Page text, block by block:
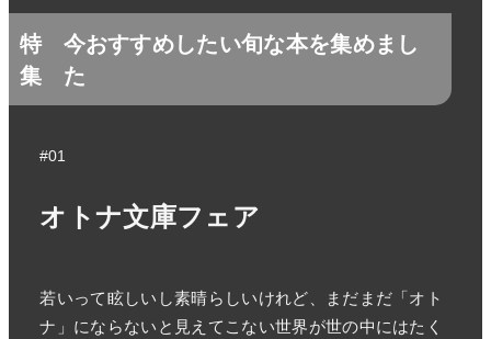
特
集
今おすすめしたい旬な本を集めまし
た
#01
オトナ文庫フェア
若いって眩しいし素晴らしいけれど、まだまだ「オト
ナ」にならないと見えてこない世界が世の中にはたく